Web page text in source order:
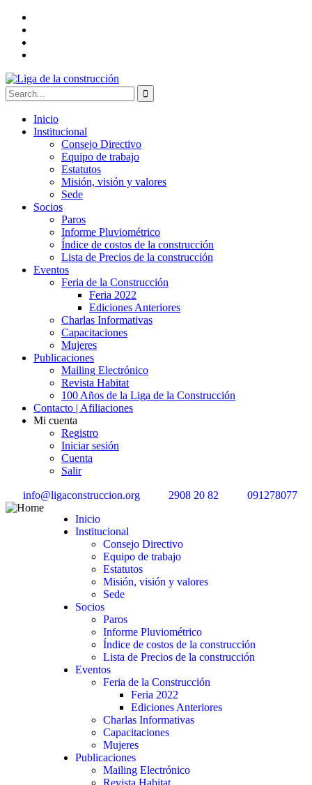
Inicio
Institucional
Consejo Directivo
Equipo de trabajo
Estatutos
Misión, visión y valores
Sede
Socios
Paros
Informe Pluviométrico
Índice de costos de la construcción
Lista de Precios de la construcción
Eventos
Feria de la Construcción
Feria 2022
Ediciones Anteriores
Charlas Informativas
Capacitaciones
Mujeres
Publicaciones
Mailing Electrónico
Revista Habitat
100 Años de la Liga de la Construcción
Contacto | Afiliaciones
Mi cuenta
Registro
Iniciar sesión
Cuenta
Salir
info@ligaconstruccion.org 2908 20 82
091278077
Inicio
Institucional
Consejo Directivo
Equipo de trabajo
Estatutos
Misión, visión y valores
Sede
Socios
Paros
Informe Pluviométrico
Índice de costos de la construcción
Lista de Precios de la construcción
Eventos
Feria de la Construcción
Feria 2022
Ediciones Anteriores
Charlas Informativas
Capacitaciones
Mujeres
Publicaciones
Mailing Electrónico
Revista Habitat